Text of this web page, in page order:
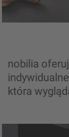
nobilia
która